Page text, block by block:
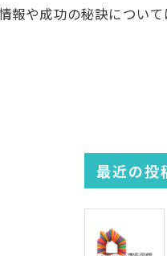
報や成功の秘訣につい
最近の投